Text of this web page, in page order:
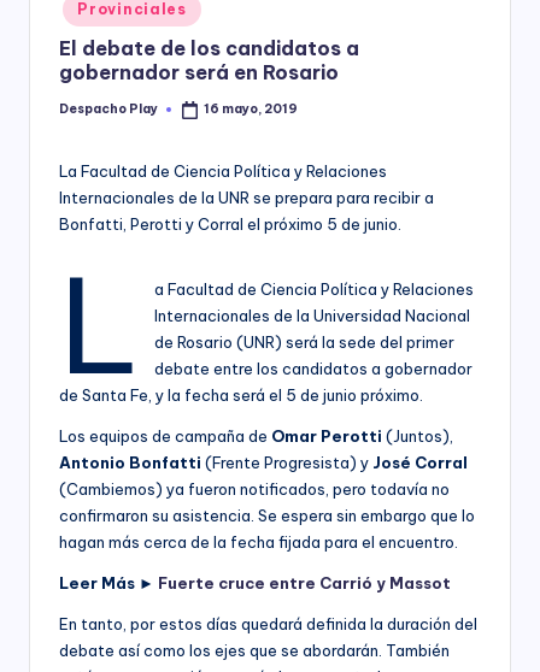
y
in
Provinciales
El debate de los candidatos a
gobernador será en Rosario
Posted
Despacho Play 16 mayo, 2019
La Facultad de Ciencia Política y Relaciones
Internacionales de la UNR se prepara para recibir a
Bonfatti, Perotti y Corral el próximo 5 de junio.
L
a Facultad de Ciencia Política y Relaciones
Internacionales de la Universidad Nacional
de Rosario (UNR) será la sede del primer
debate entre los candidatos a gobernador
de Santa Fe, y la fecha será el 5 de junio próximo.
Los equipos de campaña de Omar Perotti (Juntos),
Antonio Bonfatti (Frente Progresista) y José Corral
(Cambiemos) ya fueron notificados, pero todavía no
confirmaron su asistencia. Se espera sin embargo que lo
hagan más cerca de la fecha fijada para el encuentro.
Leer Más ► Fuerte cruce entre Carrió y Massot
En tanto, por estos días quedará definida la duración del
debate así como los ejes que se abordarán. También